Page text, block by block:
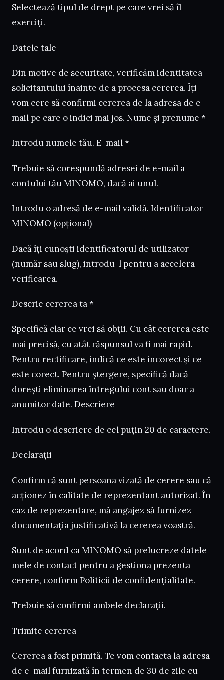
Selectează tipul de drept pe care vrei să îl
exerciți.
Datele tale
Din motive de securitate, verificăm identitatea
solicitantului înainte de a procesa cererea. Îți
vom cere să confirmi cererea de la adresa de e-
mail pe care o indici mai jos. Nume și prenume *
Introdu numele tău. E-mail *
Trebuie să corespundă adresei de e-mail a
contului tău MINOMO, dacă ai unul.
Introdu o adresă de e-mail validă. Identificator
MINOMO (opțional)
Dacă îți cunoști identificatorul de utilizator
(număr sau slug), introdu-l pentru a accelera
verificarea.
Descrie cererea ta *
Specifică clar ce vrei să obții. Cu cât cererea este
mai precisă, cu atât răspunsul va fi mai rapid.
Pentru rectificare, indică ce este incorect și ce
este corect. Pentru ștergere, specifică dacă
dorești eliminarea întregului cont sau doar a
anumitor date. Descriere
Introdu o descriere de cel puțin 20 de caractere.
Declarații
Confirm că sunt persoana vizată de cerere sau că
acționez în calitate de reprezentant autorizat. În
caz de reprezentare, mă angajez să furnizez
documentația justificativă la cererea voastră.
Sunt de acord ca MINOMO să prelucreze datele
mele de contact pentru a gestiona prezenta
cerere, conform Politicii de confidențialitate.
Trebuie să confirmi ambele declarații.
Trimite cererea
Cererea a fost primită. Te vom contacta la adresa
de e-mail furnizată în termen de 30 de zile cu